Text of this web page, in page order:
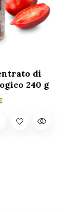
di
240 g